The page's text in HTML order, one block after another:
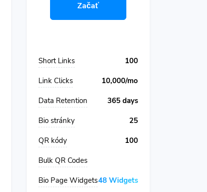
Začať
Short Links 100
Link Clicks 10,000/mo
Data Retention 365 days
Bio stránky 25
QR kódy 100
Bulk QR Codes
Bio Page Widgets48 Widgets